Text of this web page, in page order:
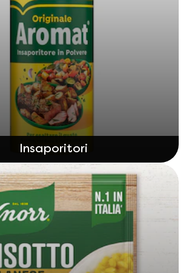
Insaporitori